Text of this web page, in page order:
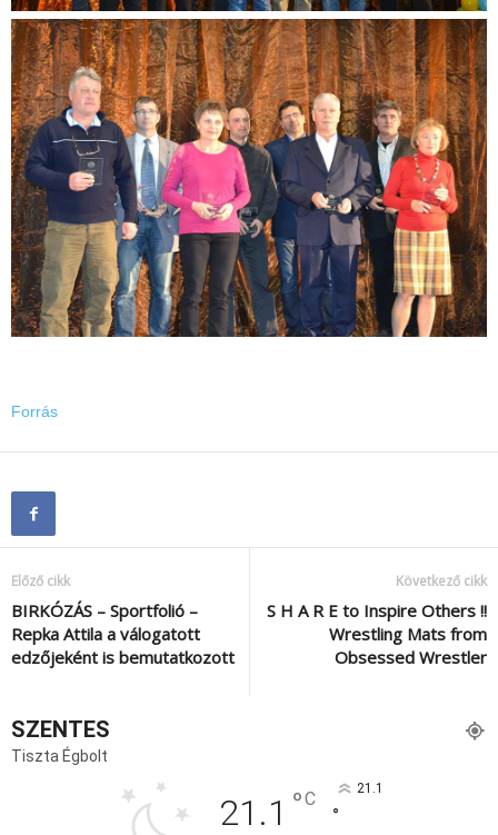
Forrás
Előző cikk
BIRKÓZÁS – Sportfolió –
Repka Attila a válogatott
edzőjeként is bemutatkozott
Következő cikk
S H A R E to Inspire Others !!
Wrestling Mats from
Obsessed Wrestler
SZENTES
Tiszta Égbolt
21.1 °C 21.1
°